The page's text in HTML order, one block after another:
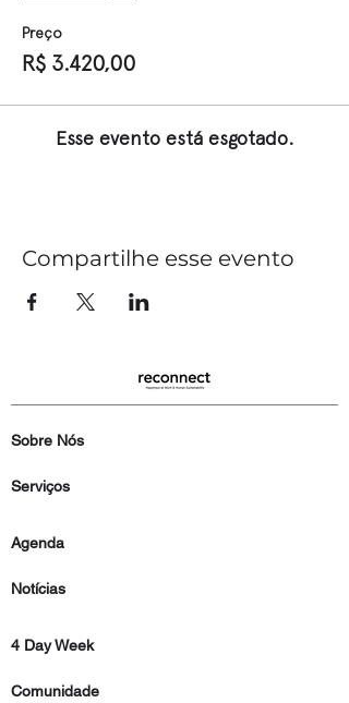
Preço
R$ 3.420,00
Esse evento está esgotado.
Compartilhe esse evento
Sobre Nós
Serviços
Agenda
Notícias
4 Day Week
Comunidade